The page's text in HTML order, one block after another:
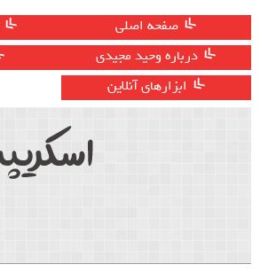
صفحه اصلی
درباره وحید مجیدی
ابزارهای آنلاین